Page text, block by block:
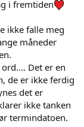
timer fra å få en
graviditeten og
frykten jeg fikk
gang.
til uke 32.
ut som
i fremtiden
ikke falle meg
måneder
Det er en
de er ikke ferdig
det er
ikke tanken
termindatoen.